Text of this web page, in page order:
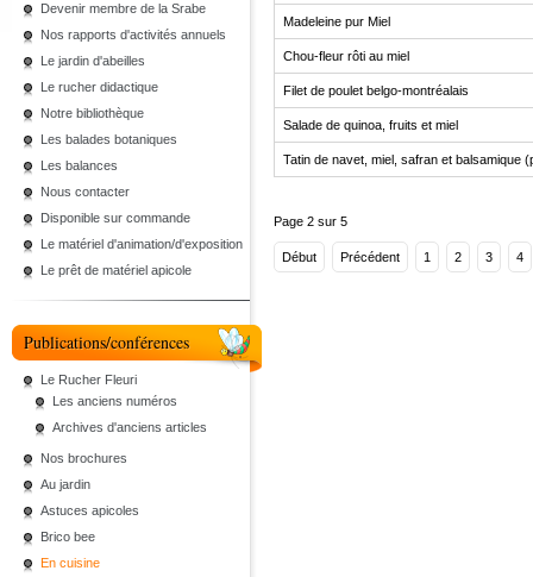
Devenir membre de la Srabe
Nos rapports d'activités annuels
Le jardin d'abeilles
Le rucher didactique
Notre bibliothèque
Les balades botaniques
Les balances
Nous contacter
Disponible sur commande
Le matériel d'animation/d'exposition
Le prêt de matériel apicole
Publications/conférences
Le Rucher Fleuri
Les anciens numéros
Archives d'anciens articles
Nos brochures
Au jardin
Astuces apicoles
Brico bee
En cuisine
Madeleine pur Miel
Chou-fleur rôti au miel
Filet de poulet belgo-montréalais
Salade de quinoa, fruits et miel
Tatin de navet, miel, safran et balsamique
Page 2 sur 5
Début Précédent 1 2 3 4